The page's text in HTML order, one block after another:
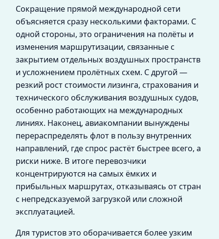
Сокращение прямой международной сети
объясняется сразу несколькими факторами. С
одной стороны, это ограничения на полёты и
изменения маршрутизации, связанные с
закрытием отдельных воздушных пространств
и усложнением пролётных схем. С другой —
резкий рост стоимости лизинга, страхования и
технического обслуживания воздушных судов,
особенно работающих на международных
линиях. Наконец, авиакомпании вынуждены
перераспределять флот в пользу внутренних
направлений, где спрос растёт быстрее всего, а
риски ниже. В итоге перевозчики
концентрируются на самых ёмких и
прибыльных маршрутах, отказываясь от стран
с непредсказуемой загрузкой или сложной
эксплуатацией.
Для туристов это оборачивается более узким